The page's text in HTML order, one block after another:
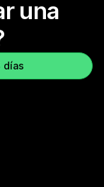
una
días